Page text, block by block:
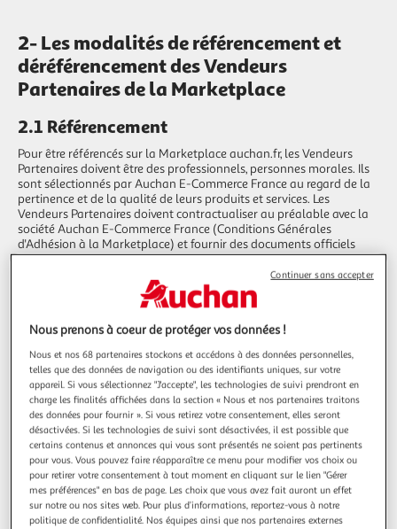
2- Les modalités de référencement et
déréférencement des Vendeurs
Partenaires de la Marketplace
2.1 Référencement
Pour être référencés sur la Marketplace auchan.fr, les Vendeurs
Partenaires doivent être des professionnels, personnes morales. Ils
sont sélectionnés par Auchan E-Commerce France au regard de la
pertinence et de la qualité de leurs produits et services. Les
Vendeurs Partenaires doivent contractualiser au préalable avec la
société Auchan E-Commerce France (Conditions Générales
d'Adhésion à la Marketplace) et fournir des documents officiels
attestant de leur identité et de leur qualité. Les produits proposés
par les Vendeurs Partenaires doivent être conformes à la
réglementation en vigueur (obligation de sécurité notamment), à
l'ordre public et aux bonnes mœurs et ne pas être contrefaisants.
proposée habituellement par la société Auchan sur le site
auchan.fr. Ils sont donc différents des produits vendus par la société
Auchan et complémentaires.
Un produit vendu par Auchan sur le site auchan.fr ne pourra donc
pas être proposé par un Vendeur Partenaire sur la Marketplace.
Toutefois, dans l'hypothèse où un produit vendu par Auchan serait
en rupture (temporairement ou définitivement), un produit
identique vendu par un/des Vendeur(s) Partenaire(s) pourra être
proposé sur la Marketplace pendant la durée de cette
indisponibilité. La Marketplace permet aux Vendeurs Partenaires
qui y sont référencés de vendre le même produit. Dans cette
hypothèse, les modalités de classement de leurs offres sont reprises
au point 3 “Modalités de classement des offres”.
Nous prenons à coeur de protéger vos données !
Nous et nos 68 partenaires stockons et accédons à des données personnelles,
telles que des données de navigation ou des identifiants uniques, sur votre
appareil. Si vous sélectionnez "J'accepte", les technologies de suivi prendront en
charge les finalités affichées dans la section « Nous et nos partenaires traitons
des données pour fournir ». Si vous retirez votre consentement, elles seront
désactivées. Si les technologies de suivi sont désactivées, il est possible que
certains contenus et annonces qui vous sont présentés ne soient pas pertinents
pour vous. Vous pouvez faire réapparaître ce menu pour modifier vos choix ou
pour retirer votre consentement à tout moment en cliquant sur le lien "Gérer
mes préférences" en bas de page. Les choix que vous avez fait auront un effet
sur notre ou nos sites web. Pour plus d’informations, reportez-vous à notre
politique de confidentialité. Nos équipes ainsi que nos partenaires externes
Continuer sans accepter